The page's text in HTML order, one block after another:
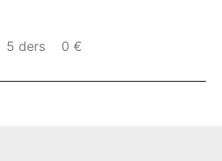
5 ders 0 €